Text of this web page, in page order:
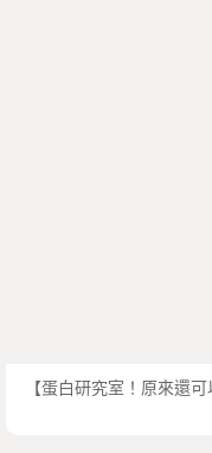
【蛋白研究室！原來還